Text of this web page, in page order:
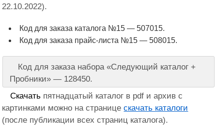
22.10.2022).
Код для заказа каталога №15 — 507015.
Код для заказа прайс-листа №15 — 508015.
Код для заказа набора «Следующий каталог +
Пробники» — 128450.
Скачать пятнадцатый каталог в pdf и архив с
картинками можно на страницескачать каталоги
(после публикации всех страниц каталога).